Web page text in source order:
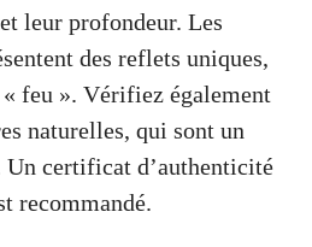
leur profondeur. Les
des reflets uniques,
feu ». Vérifiez également
naturelles, qui sont un
Un certificat d’authenticité
recommandé.